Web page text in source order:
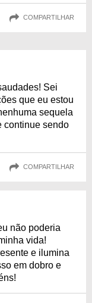
COMPARTILHAR
Sei
que eu estou
sequela
continue sendo
COMPARTILHAR
não poderia
vida!
e ilumina
em dobro e